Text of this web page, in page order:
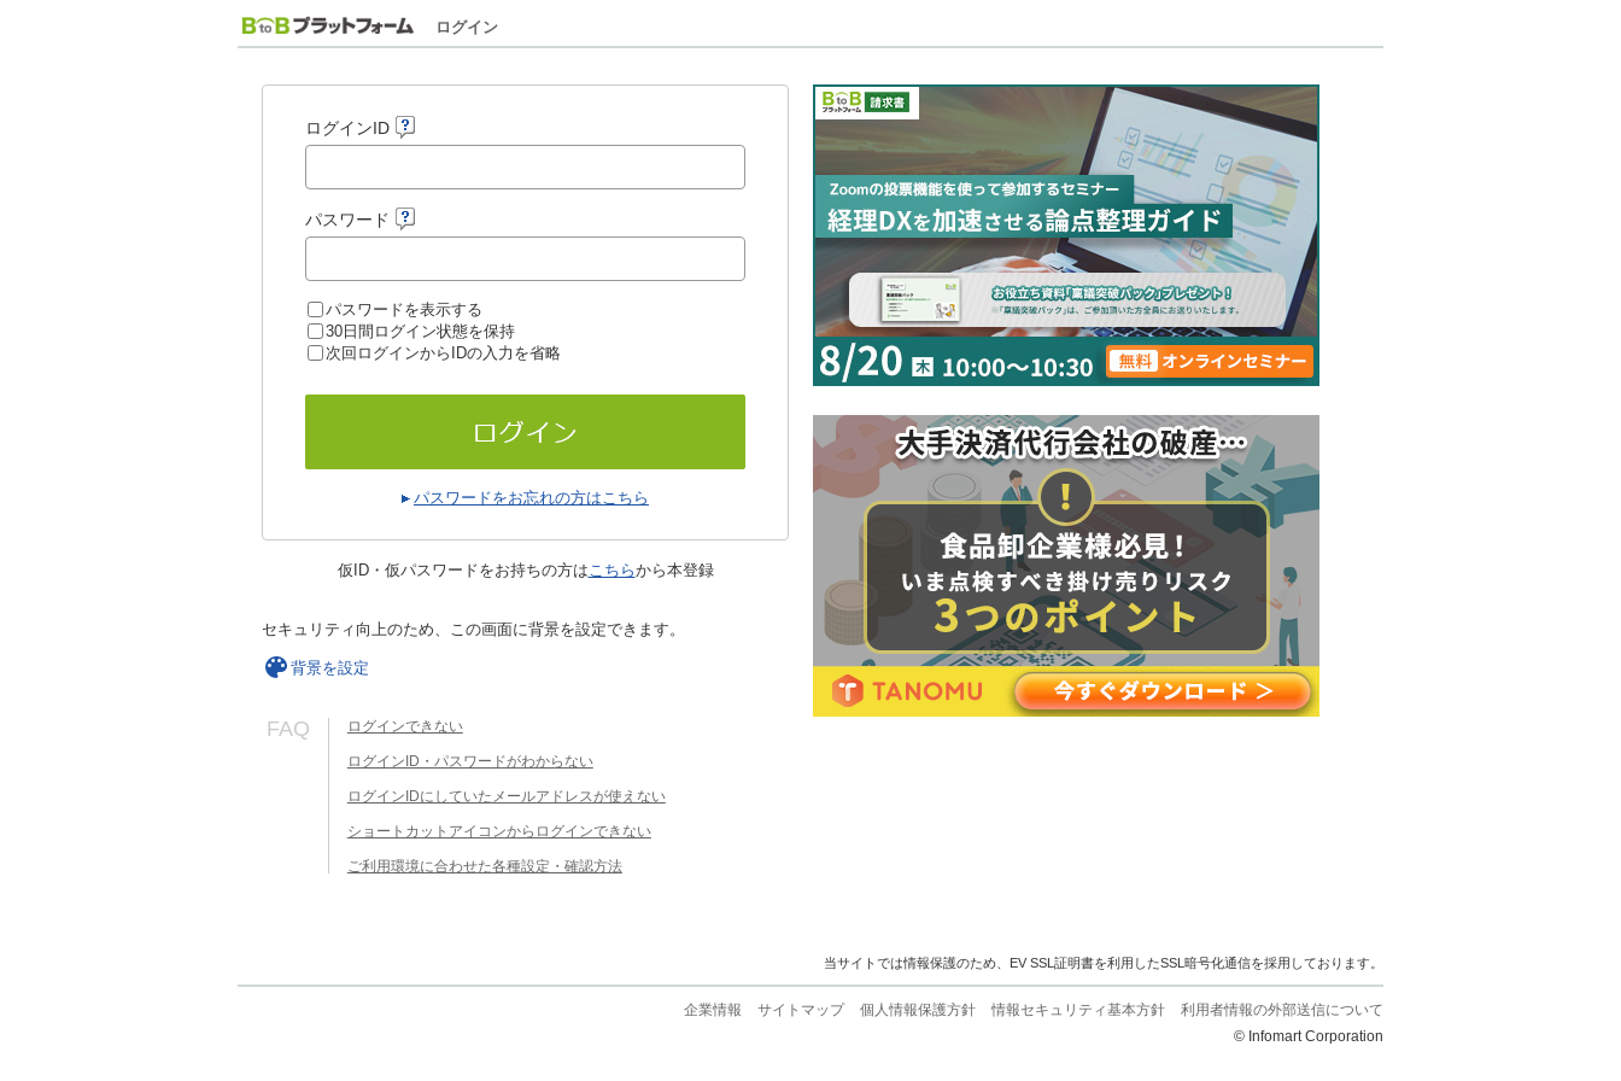
ログイン
ログインID
パスワード
パスワードを表示する
30日間ログイン状態を保持
次回ログインからIDの入力を省略
パスワードをお忘れの方はこちら
仮ID・仮パスワードをお持ちの方はこちらから本登録
セキュリティ向上のため、この画面に背景を設定できます。
背景を設定
FAQ ログインできない
ログインID・パスワードがわからない
ログインIDにしていたメールアドレスが使えない
ショートカットアイコンからログインできない
ご利用環境に合わせた各種設定・確認方法
当サイトでは情報保護のため、EV SSL証明書を利用したSSL暗号化通信を採用しております。
企業情報 サイトマップ 個人情報保護方針 情報セキュリティ基本方針
利用者情報の外部送信について
© Infomart Corporation